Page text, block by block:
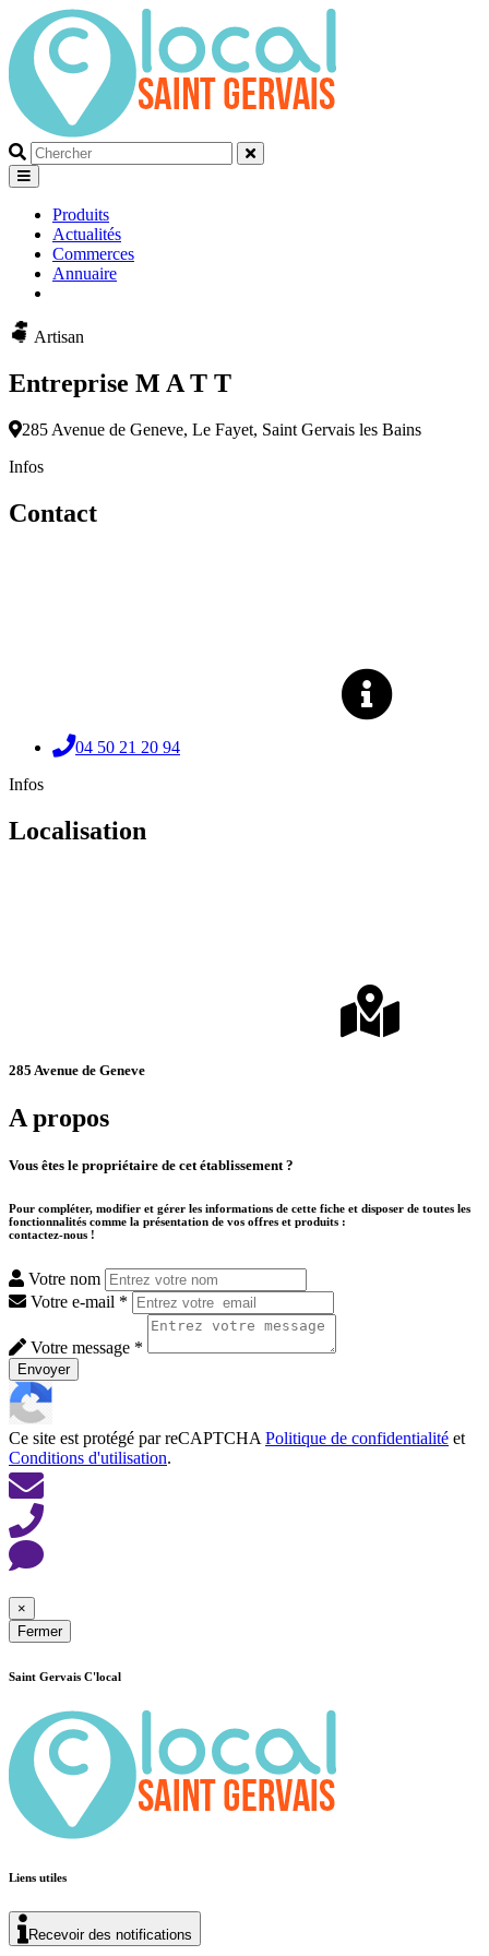
Que
recherchez-
vous?
Produits
Actualités
Commerces
Annuaire
Artisan
Entreprise M A T T
285 Avenue de Geneve, Le Fayet, Saint Gervais les Bains
Infos
Contact
04 50 21 20 94
Infos
Localisation
285 Avenue de Geneve
A propos
Vous êtes le propriétaire de cet établissement ?
Pour compléter, modifier et gérer les informations de cette fiche et disposer de toutes les
fonctionnalités comme la présentation de vos offres et produits :
contactez-nous !
Votre nom
Votre e-mail *
Votre message *
Envoyer
Ce site est protégé par reCAPTCHA Politique de confidentialité et
Conditions d'utilisation.
×
Fermer
Saint Gervais C'local
Liens utiles
Recevoir des notifications